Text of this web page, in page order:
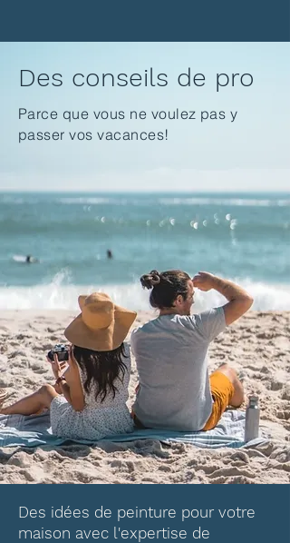
Des conseils de pro
Parce que vous ne voulez pas y
passer vos vacances!
Des idées de peinture pour votre
maison avec l'expertise de